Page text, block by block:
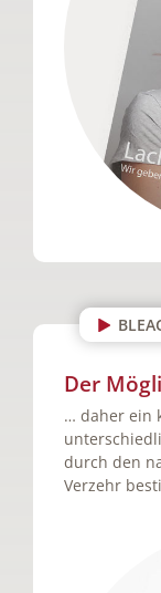
Der
… daher ein
durch den
Verzehr